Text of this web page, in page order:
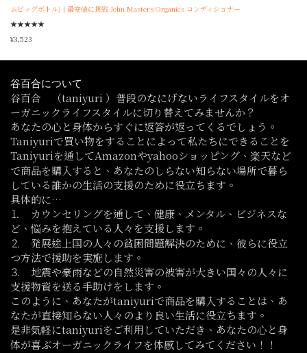
ムビッグボトル) | 最安値に挑戦 John Masters Organics コンディショナー
★★★★★
¥3,523
谷百合について
谷百合 （taniyuri ）普段のなにげないライフスタイルをオ
ーガニックライフスタイルに切り替えてみませんか？
あなたの心と身体からすぐに返答が返ってくるでしょう。
Taniyuriで買い物をすることによって私たちにできることを
Taniyuriを通してAmazonやyahooショッピング、楽天など
で商品を購入すると、あなたのしらない知らない場所で暮ら
している誰かの生活の支援のために役立ちます。
具体的に…
⒈ カウンセリングを通して、健康、メンタル、ビジネスな
ど、悩みを抱えている人々を支援します。
⒉ 発展途上国の人々の貧困問題解決のために、彼らに役立
つ方法で援助を実施します。
⒊ 地震や豪雨などの自然災害の被害が大きい国々の人々に
支援物資を送る手助けをします。
このように、あなたがtaniyuriで商品を購入することは、あ
なたが直接知らない人々のより良い生活に役立ちます。
是非気軽にtaniyuriをご利用していただき、あなたの心と身
体が喜ぶオーガニックライフを体感してみてください！！